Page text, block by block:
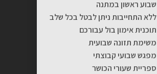
שבוע ראשון במתנה
ללא התחייבות ניתן לבטל בכל שלב
תוכנית אימון בול עבורכם
משימת תזונה שבועית
מפגש שבועי קבוצתי
ספריית שעורי הכושר